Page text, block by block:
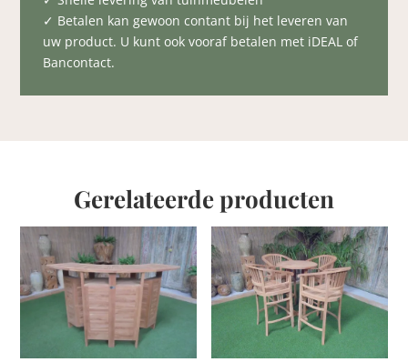
✓ Betalen kan gewoon contant bij het leveren van
uw product. U kunt ook vooraf betalen met iDEAL of
Bancontact.
Gerelateerde producten